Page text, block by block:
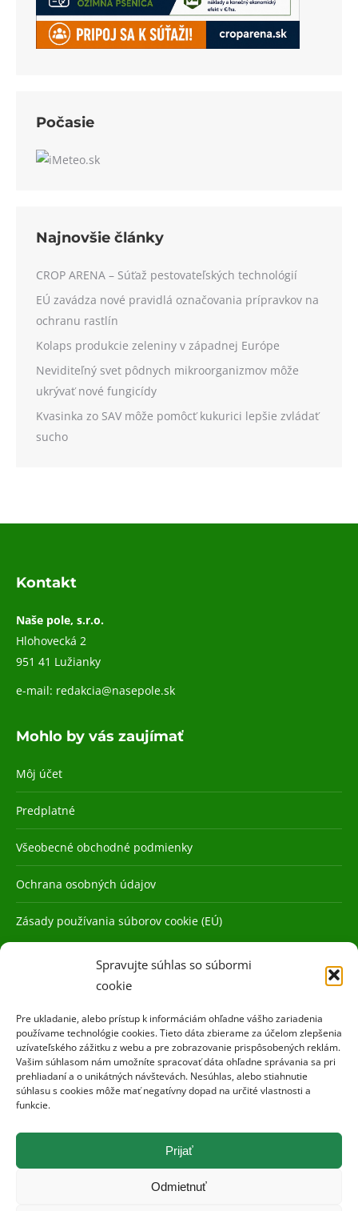
Spravujte súhlas so súbormi
cookie
Pre ukladanie, alebo prístup k informáciám ohľadne vášho zariadenia
používame technológie cookies. Tieto dáta zbierame za účelom zlepšenia
uzívateľského zážitku z webu a pre zobrazovanie prispôsobených reklám.
Vašim súhlasom nám umožníte spracovať dáta ohľadne správania sa pri
prehliadaní a o unikátných návštevách. Nesúhlas, alebo stiahnutie
súhlasu s cookies môže mať negatívny dopad na určité vlastnosti a
funkcie.
Prijať
Odmietnuť
Počasie
Najnovšie články
CROP ARENA – Súťaž pestovateľských technológií
EÚ zavádza nové pravidlá označovania prípravkov na
ochranu rastlín
Kolaps produkcie zeleniny v západnej Európe
Neviditeľný svet pôdnych mikroorganizmov môže
ukrývať nové fungicídy
Kvasinka zo SAV môže pomôcť kukurici lepšie zvládať
sucho
Kontakt
Naše pole, s.r.o.
Hlohovecká 2
951 41 Lužianky
e-mail: redakcia@nasepole.sk
Mohlo by vás zaujímať
Môj účet
Predplatné
Všeobecné obchodné podmienky
Ochrana osobných údajov
Zásady používania súborov cookie (EÚ)